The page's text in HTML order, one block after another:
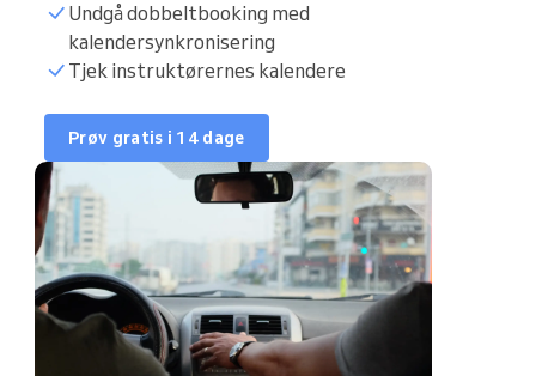
Synkroniser kalender
Undgå dobbeltbooking med
kalendersynkronisering
Tjek instruktørernes kalendere
Prøv gratis i 14 dage